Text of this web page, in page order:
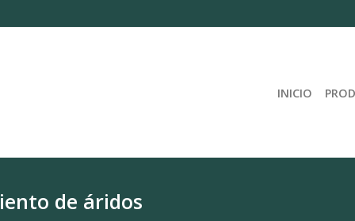
INICIO
de áridos